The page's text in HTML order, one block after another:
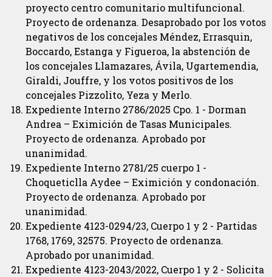
proyecto centro comunitario multifuncional.
Proyecto de ordenanza. Desaprobado por los votos
negativos de los concejales Méndez, Errasquin,
Boccardo, Estanga y Figueroa, la abstención de
los concejales Llamazares, Ávila, Ugartemendia,
Giraldi, Jouffre, y los votos positivos de los
concejales Pizzolito, Yeza y Merlo.
Expediente Interno 2786/2025 Cpo. 1 - Dorman
Andrea – Eximición de Tasas Municipales.
Proyecto de ordenanza. Aprobado por
unanimidad.
Expediente Interno 2781/25 cuerpo 1 -
Choqueticlla Aydee – Eximición y condonación.
Proyecto de ordenanza. Aprobado por
unanimidad.
Expediente 4123-0294/23, Cuerpo 1 y 2 - Partidas
1768, 1769, 32575. Proyecto de ordenanza.
Aprobado por unanimidad.
Expediente 4123-2043/2022, Cuerpo 1 y 2 - Solicita